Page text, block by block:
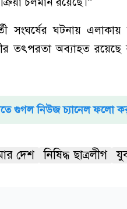
সংঘর্ষের ঘটনায় এলাকায়
তৎপরতা অব্যাহত রয়েছে
গুগল নিউজ চ্যানেল ফলো
দেশ নিষিদ্ধ ছাত্রলীগ